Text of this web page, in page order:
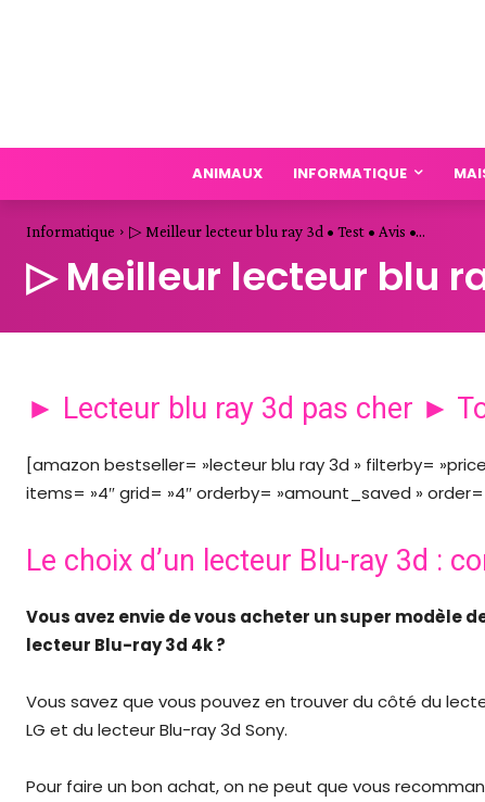
ANIMAUX INFORMATIQUE
Informatique ▷ Meilleur lecteur blu ray 3d • Test • Avis •...
▷ Meilleur lecteur blu
► Lecteur blu ray 3d pas cher ►
[amazon bestseller= »lecteur blu ray 3d » filterby=
items= »4″ grid= »4″ orderby= »amount_saved » order=
Le choix d’un lecteur Blu-ray 3d :
Vous avez envie de vous acheter un super modèle
lecteur Blu-ray 3d 4k ?
Vous savez que vous pouvez en trouver du côté du
LG et du lecteur Blu-ray 3d Sony.
Pour faire un bon achat, on ne peut que vous